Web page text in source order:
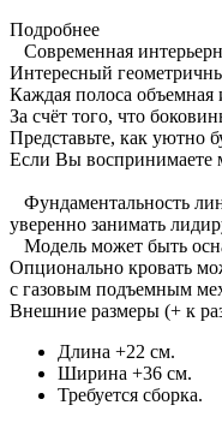
Подробнее
Современная
Интересный
Каждая полоса объемная
За счёт того, что
Представьте, как уютно
Если Вы воспринимаете
Фундаментальность
уверенно занимать
Модель может быть
Опционально кровать
с газовым подъемным
Внешние размеры (+ к
Длина +22 см.
Ширина +36 см.
Требуется сборка.